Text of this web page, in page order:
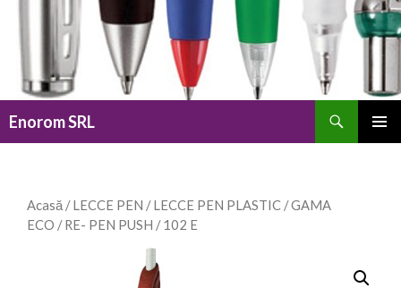
Enorom SRL
Acasă /LECCE PEN /LECCE PEN PLASTIC /GAMA
ECO /RE- PEN PUSH / 102 E